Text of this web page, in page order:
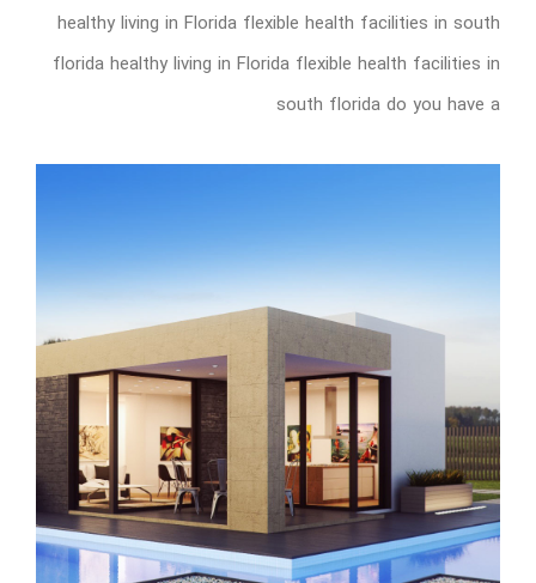
healthy living in Florida flexible health facilities in south
florida healthy living in Florida flexible health facilities in
south florida do you have a